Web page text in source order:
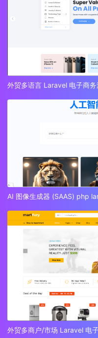
外贸多语言 Laravel 电子商务
AI 图像生成器 (SAAS) php
外贸多商户/市场 Laravel 电